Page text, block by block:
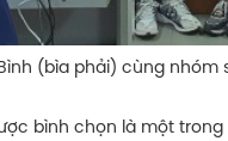
cùng nhóm sinh
bình chọn là một trong